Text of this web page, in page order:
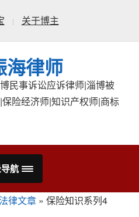
关于博主
海律师
民事诉讼应诉律师|淄博被
险经济师|知识产权师|商标
航
法律文章» 保险知识系列4